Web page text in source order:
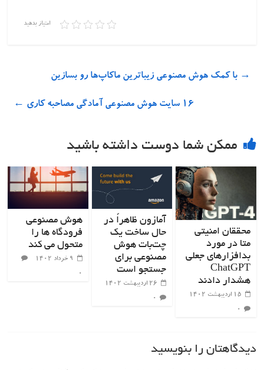
امتیاز بدهید
→ با کمک هوش مصنوعی زیباترین ماکاپ‌ها رو بسازین
۱۶ سایت هوش مصنوعی آمادگی مصاحبه کاری ←
ممکن شما دوست داشته باشید
محققان امنیتی
متا در مورد
بدافزارهای جعلی
ChatGPT
هشدار دادند
۱۵ اردیبهشت ۱۴۰۲
۰
آمازون ظاهراً در
حال ساخت یک
چت‌بات هوش
مصنوعی برای
جستجو است
۲۶ اردیبهشت ۱۴۰۲
۰
هوش مصنوعی
فرودگاه ها را
متحول می کند
۹ خرداد ۱۴۰۲
۰
دیدگاهتان را بنویسید